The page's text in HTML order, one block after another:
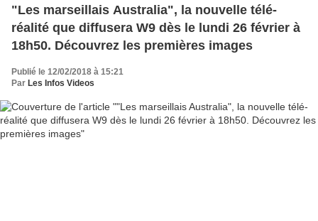
"Les marseillais Australia", la nouvelle télé-
réalité que diffusera W9 dès le lundi 26 février à
18h50. Découvrez les premières images
Publié le 12/02/2018 à 15:21
Par Les Infos Videos